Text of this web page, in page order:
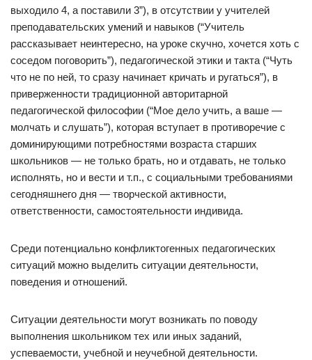
выходило 4, а поставили 3”), в отсутствии у учителей
преподавательских умений и навыков (“Учитель
рассказывает неинтересно, на уроке скучно, хочется хоть с
соседом поговорить”), педагогической этики и такта (“Чуть
что не по ней, то сразу начинает кричать и ругаться”), в
приверженности традиционной авторитарной
педагогической философии (“Мое дело учить, а ваше —
молчать и слушать”), которая вступает в противоречие с
доминирующими потребностями возраста старших
школьников — не только брать, но и отдавать, не только
исполнять, но и вести и т.п., с социальными требованиями
сегодняшнего дня — творческой активности,
ответственности, самостоятельности индивида.
Среди потенциально конфликтогенных педагогических
ситуаций можно выделить ситуации деятельности,
поведения и отношений.
Ситуации деятельности могут возникать по поводу
выполнения школьником тех или иных заданий,
успеваемости, учебной и неучебной деятельности.